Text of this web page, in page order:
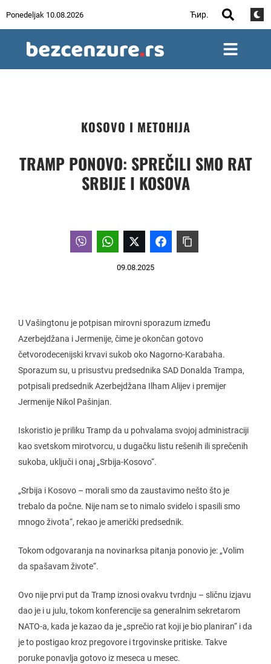
Ponedeljak 10.08.2026 Ћир.
KOSOVO I METOHIJA
TRAMP PONOVO: SPREČILI SMO RAT
SRBIJE I KOSOVA
09.08.2025
U Vašingtonu je potpisan mirovni sporazum između
Azerbejdžana i Jermenije, čime je okončan gotovo
četvorodecenijski krvavi sukob oko Nagorno-Karabaha.
Sporazum su, u prisustvu predsednika SAD Donalda Trampa,
potpisali predsednik Azerbejdžana Ilham Alijev i premijer
Jermenije Nikol Pašinjan.
Iskoristio je priliku Tramp da u pohvalama svojoj administraciji
kao svetskom mirotvorcu, u dugačku listu rešenih ili sprečenih
sukoba, uključi i onaj „Srbija-Kosovo“.
„Srbija i Kosovo – morali smo da zaustavimo nešto što je
trebalo da počne. Nije nam se to nimalo svidelo i spasili smo
mnogo života“, rekao je američki predsednik.
Tokom odgovaranja na novinarksa pitanja ponovio je: „Volim
da spašavam živote“.
Ovo nije prvi put da Tramp iznosi ovakvu tvrdnju – sličnu izjavu
dao je i u julu, tokom konferencije sa generalnim sekretarom
NATO-a, kada je kazao da je „sprečio rat koji je bio planiran“ i da
je to postigao kroz pregovore i trgovinske pritiske. Takve
poruke ponavlja gotovo iz meseca u mesec.